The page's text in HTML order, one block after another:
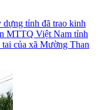
tỉnh đã trao kinh
MTTQ Việt Nam tỉnh
của xã Mường Than